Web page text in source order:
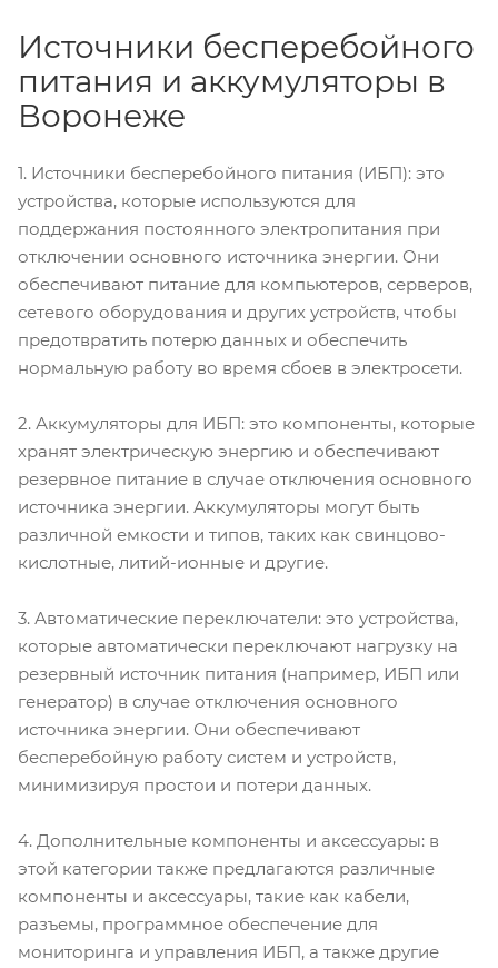
Источники бесперебойного
питания и аккумуляторы в
Воронеже
1. Источники бесперебойного питания (ИБП): это
устройства, которые используются для
поддержания постоянного электропитания при
отключении основного источника энергии. Они
обеспечивают питание для компьютеров, серверов,
сетевого оборудования и других устройств, чтобы
предотвратить потерю данных и обеспечить
нормальную работу во время сбоев в электросети.
2. Аккумуляторы для ИБП: это компоненты, которые
хранят электрическую энергию и обеспечивают
резервное питание в случае отключения основного
источника энергии. Аккумуляторы могут быть
различной емкости и типов, таких как свинцово-
кислотные, литий-ионные и другие.
3. Автоматические переключатели: это устройства,
которые автоматически переключают нагрузку на
резервный источник питания (например, ИБП или
генератор) в случае отключения основного
источника энергии. Они обеспечивают
бесперебойную работу систем и устройств,
минимизируя простои и потери данных.
4. Дополнительные компоненты и аксессуары: в
этой категории также предлагаются различные
компоненты и аксессуары, такие как кабели,
разъемы, программное обеспечение для
мониторинга и управления ИБП, а также другие